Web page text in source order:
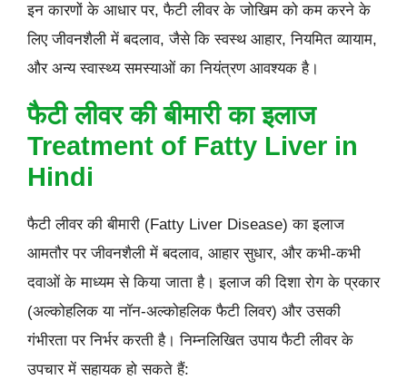
इन कारणों के आधार पर, फैटी लीवर के जोखिम को कम करने के
लिए जीवनशैली में बदलाव, जैसे कि स्वस्थ आहार, नियमित व्यायाम,
और अन्य स्वास्थ्य समस्याओं का नियंत्रण आवश्यक है।
फैटी लीवर की बीमारी का इलाज
Treatment of Fatty Liver in
Hindi
फैटी लीवर की बीमारी (Fatty Liver Disease) का इलाज
आमतौर पर जीवनशैली में बदलाव, आहार सुधार, और कभी-कभी
दवाओं के माध्यम से किया जाता है। इलाज की दिशा रोग के प्रकार
(अल्कोहलिक या नॉन-अल्कोहलिक फैटी लिवर) और उसकी
गंभीरता पर निर्भर करती है। निम्नलिखित उपाय फैटी लीवर के
उपचार में सहायक हो सकते हैं: